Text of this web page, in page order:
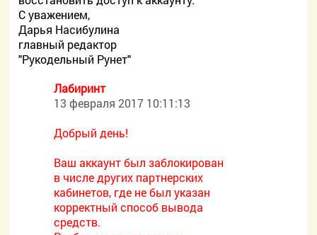
С уважением,
Дарья Насибулина
главный редактор
"Рукодельный Рунет"
Лабиринт
13 февраля 2017 10:11:13
Добрый день!
Ваш аккаунт был заблокирован
в числе других партнерских
кабинетов, где не был указан
корректный способ вывода
средств.